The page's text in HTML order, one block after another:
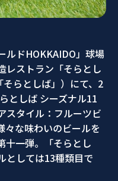
ルドHOKKAIDO」球場
レストラン「そらとし
らとしば」）にて、2
としば シーズナル11
スタイル：フルーツビ
々な味わいのビールを
十一弾。「そらとし
としては13種類目で